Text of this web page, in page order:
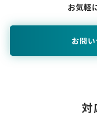
お気軽
お問
対